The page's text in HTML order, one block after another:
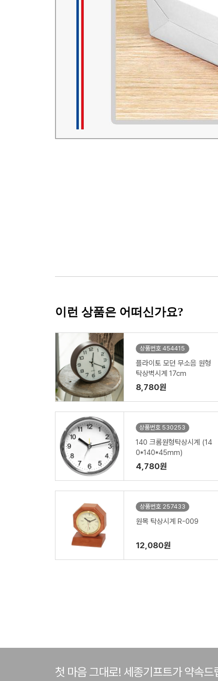
이런 상품은 어떠신가요?
상품번호 454415
플라이토 모던 무소음 원형
탁상벽시계 17cm
8,780원
상품번호 530253
140 크롬원형탁상시계 (14
0*140*45mm)
4,780원
상품번호 257433
원목 탁상시계 R-009
12,080원
첫 마음 그대로! 세종기프트가 약속드